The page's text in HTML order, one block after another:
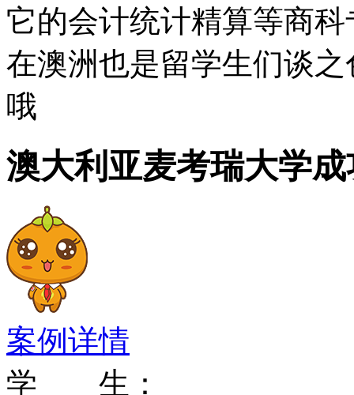
豪。
麦考瑞大学共有超过33
6100名，来自50多个国
的北莱德区。
麦考瑞大学的图书馆现
从1998年起，麦考瑞大
领域已赢得11项竞争性
2001年，麦考瑞大学赢
它的会计统计精算等商
在澳洲也是留学生们谈
哦
澳大利亚麦考瑞大学
案例详情
学 生：